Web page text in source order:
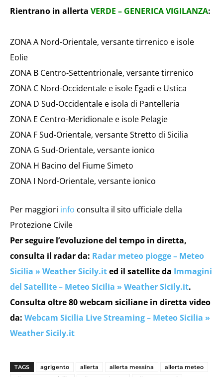
Rientrano in allerta VERDE – GENERICA VIGILANZA:
ZONA A Nord-Orientale, versante tirrenico e isole
Eolie
ZONA B Centro-Settentrionale, versante tirrenico
ZONA C Nord-Occidentale e isole Egadi e Ustica
ZONA D Sud-Occidentale e isola di Pantelleria
ZONA E Centro-Meridionale e isole Pelagie
ZONA F Sud-Orientale, versante Stretto di Sicilia
ZONA G Sud-Orientale, versante ionico
ZONA H Bacino del Fiume Simeto
ZONA I Nord-Orientale, versante ionico
Per maggiori info consulta il sito ufficiale della
Protezione Civile
Per seguire l’evoluzione del tempo in diretta,
consulta il radar da: Radar meteo piogge – Meteo
Sicilia » Weather Sicily.ited il satellite da Immagini
del Satellite – Meteo Sicilia » Weather Sicily.it.
Consulta oltre 80 webcam siciliane in diretta video
da: Webcam Sicilia Live Streaming – Meteo Sicilia »
Weather Sicily.it
TAGS agrigento allerta allerta messina
allerta meteo